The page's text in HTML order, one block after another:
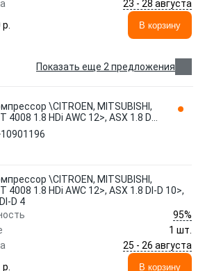
23 - 28 августа
В корзину
Показать еще 2 предложения
\CITROEN, MITSUBISHI,
4008 1.8 HDi AWC 12>, ASX 1.8 DI-
1.8 DI-D 4 10901196 ALANKO
10901196
\CITROEN, MITSUBISHI,
4008 1.8 HDi AWC 12>, ASX 1.8 DI-D 10>,
D 4
95%
1 шт.
25 - 26 августа
В корзину